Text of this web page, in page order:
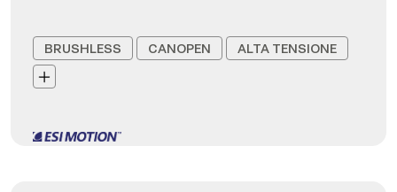
BRUSHLESS CANOPEN ALTA TENSIONE